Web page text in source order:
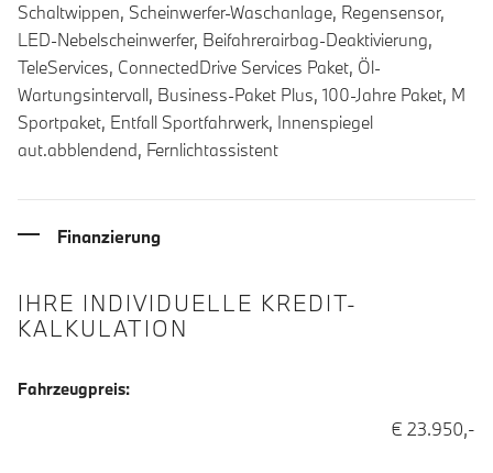
Schaltwippen, Scheinwerfer-Waschanlage, Regensensor,
LED-Nebelscheinwerfer, Beifahrerairbag-Deaktivierung,
TeleServices, ConnectedDrive Services Paket, Öl-
Wartungsintervall, Business-Paket Plus, 100-Jahre Paket, M
Sportpaket, Entfall Sportfahrwerk, Innenspiegel
aut.abblendend, Fernlichtassistent
Finanzierung
IHRE INDIVIDUELLE KREDIT-
KALKULATION
Fahrzeugpreis:
€ 23.950,-